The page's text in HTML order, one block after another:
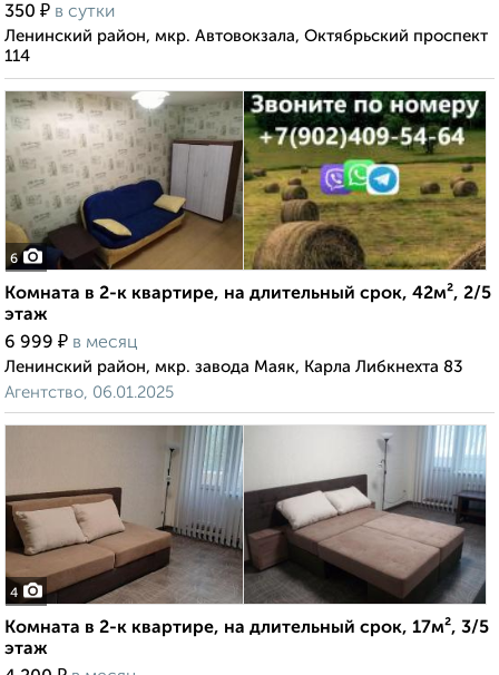
350 ₽ в сутки
Ленинский район, мкр. Автовокзала, Октябрьский проспект
114
6
Комната в 2-к квартире, на длительный срок, 42м², 2/5
этаж
6 999 ₽ в месяц
Ленинский район, мкр. завода Маяк, Карла Либкнехта 83
Агентство, 06.01.2025
4
Комната в 2-к квартире, на длительный срок, 17м², 3/5
этаж